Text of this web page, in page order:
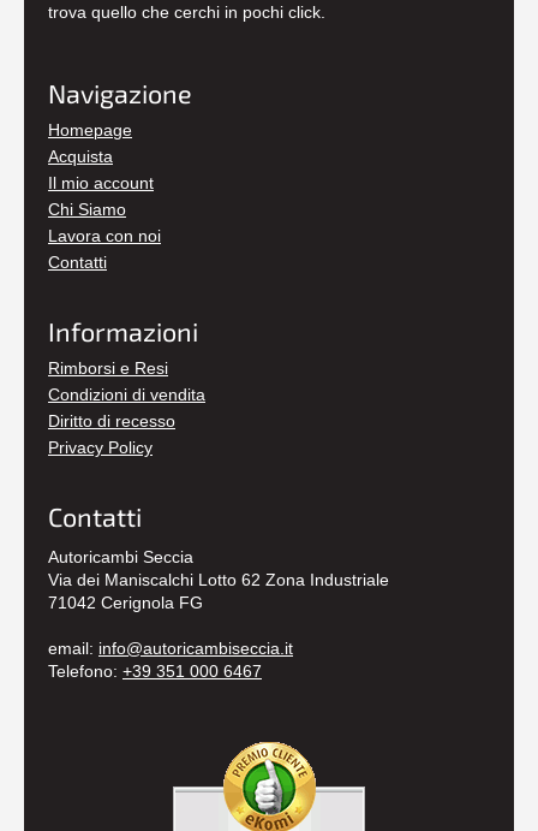
trova quello che cerchi in pochi click.
Navigazione
Homepage
Acquista
Il mio account
Chi Siamo
Lavora con noi
Contatti
Informazioni
Rimborsi e Resi
Condizioni di vendita
Diritto di recesso
Privacy Policy
Contatti
Autoricambi Seccia
Via dei Maniscalchi Lotto 62 Zona Industriale
71042 Cerignola FG
email: info@autoricambiseccia.it
Telefono: +39 351 000 6467